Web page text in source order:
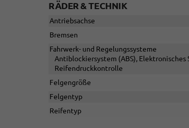
RÄDER & TECHNIK
Antriebsachse
Bremsen
Fahrwerk- und Regelungssysteme
Antiblockiersystem (ABS), Elektronisches
Reifendruckkontrolle
Felgengröße
Felgentyp
Reifentyp